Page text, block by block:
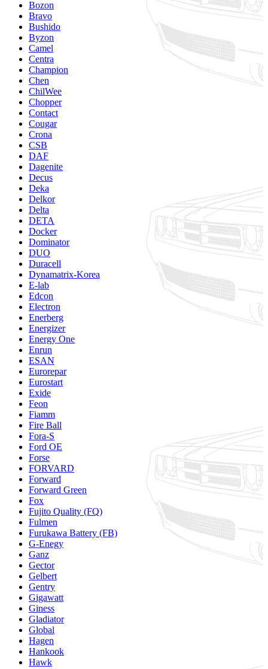
Bozon
Bravo
Bushido
Byzon
Camel
Centra
Champion
Chen
ChilWee
Chopper
Contact
Cougar
Crona
CSB
DAF
Dagenite
Decus
Deka
Delkor
Delta
DETA
Docker
Dominator
DUO
Duracell
Dynamatrix-Korea
E-lab
Edcon
Electron
Enerberg
Energizer
Energy One
Enrun
ESAN
Eurorepar
Eurostart
Exide
Feon
Fiamm
Fire Ball
Fora-S
Ford OE
Forse
FORVARD
Forward
Forward Green
Fox
Fujito Quality (FQ)
Fulmen
Furukawa Battery (FB)
G-Enegy
Ganz
Gector
Gelbert
Gentry
Gigawatt
Giness
Gladiator
Global
Hagen
Hankook
Hawk